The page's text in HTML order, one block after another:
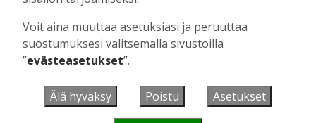
Kauppojen perustaminen maaseudulle
kaupanteko levittäytyi koko Kiuruvedelle
Tilaajille
Jouko Kokkonen
Perinteiset Eloajelut järjestetään ensi
viikolla – luvassa on jälleen monipuolista
Voit aina muuttaa asetuksiasi ja peruuttaa
suostumuksesi valitsemalla sivustoilla
”evästeasetukset”.
Älä hyväksy Poistu Asetukset